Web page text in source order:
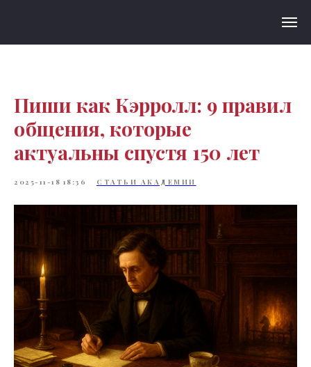
Пиши как Кэрролл: 9 правил
общения, которые
актуальны спустя 150 лет
2025-11-18 18:36 СТАТЬИ АКАДЕМИИ